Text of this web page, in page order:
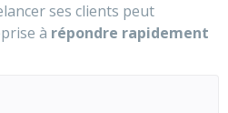
ses clients peut
à répondre rapidement